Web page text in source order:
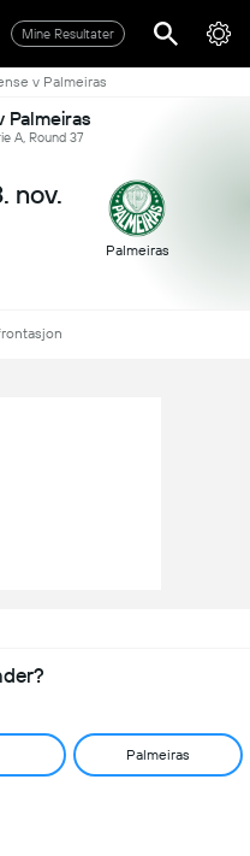
Mine Resultater
v Palmeiras
Palmeiras
A, Round 37
nov.
Palmeiras
Palmeiras